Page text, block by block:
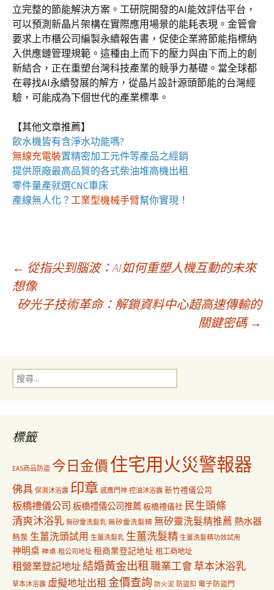
立完整的節能解決方案。工研院開發的AI能效評估平台，
可以預測新晶片架構在實際應用場景的能耗表現。金管會
要求上市櫃公司編製永續報告書，促使企業將節能指標納
入供應鏈管理規範。這種由上而下的壓力與由下而上的創
新結合，正在重塑台灣科技產業的競爭力基礎。當全球都
在尋找AI永續發展的解方，從晶片設計源頭節能的台灣經
驗，可能成為下個世代的產業標準。
【其他文章推薦】
飲水機皆有含淨水功能嗎?
無線充電裝置精密加工元件等產品之經銷
提供原廠最高品質的各式柴油堆高機出租
零件量產就選CNC車床
產線無人化？ 工業型機械手臂幫你實現！
文
章
覽
← 從指尖到腦波：AI如何重塑人機互動的未來
想像
矽光子技術革命：解鎖資料中心超高速傳輸的
關鍵密碼 →
搜
尋
標籤
EAS商品防盜 今日金價住宅用火災警報器
佛具 保濕沐浴露 印章 感應門神 控油沐浴露 新竹禮儀公司
板橋禮儀公司 板橋禮儀公司推薦板橋禮儀社 民生頭條
清爽沐浴乳 無矽靈洗髮乳 無矽靈洗髮精 無矽靈洗髮精推薦 熱水器
熱泵 生薑洗頭試用 生薑洗髮乳 生薑洗髮精 生薑洗髮精功效試用
神明桌 神桌 租公司地址 租商業登記地址 租工商地址
租營業登記地址結婚黃金出租職業工會草本沐浴乳
草本沐浴露 虛擬地址出租 金價查詢 防火泥 防盜扣 電子防盜門